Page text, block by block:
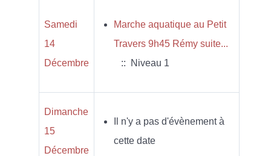
Samedi
14
Décembre
Marche aquatique au Petit
Travers 9h45 Rémy suite...
:: Niveau 1
Dimanche
15
Décembre
Il n'y a pas d'évènement à
cette date